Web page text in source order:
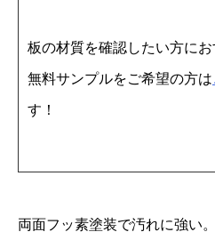
板の材質を確認したい方にお
無料サンプルをご希望の方は
す！
両面フッ素塗装で汚れに強い